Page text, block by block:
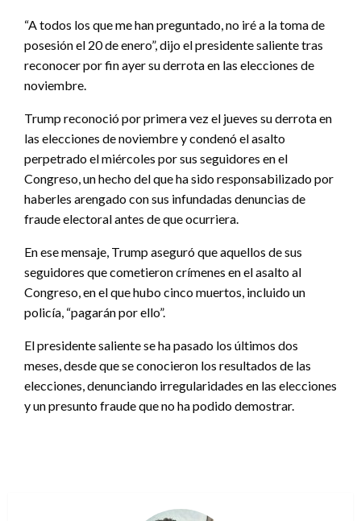
“A todos los que me han preguntado, no iré a la toma de
posesión el 20 de enero”, dijo el presidente saliente tras
reconocer por fin ayer su derrota en las elecciones de
noviembre.
Trump reconoció por primera vez el jueves su derrota en
las elecciones de noviembre y condenó el asalto
perpetrado el miércoles por sus seguidores en el
Congreso, un hecho del que ha sido responsabilizado por
haberles arengado con sus infundadas denuncias de
fraude electoral antes de que ocurriera.
En ese mensaje, Trump aseguró que aquellos de sus
seguidores que cometieron crímenes en el asalto al
Congreso, en el que hubo cinco muertos, incluido un
policía, “pagarán por ello”.
El presidente saliente se ha pasado los últimos dos
meses, desde que se conocieron los resultados de las
elecciones, denunciando irregularidades en las elecciones
y un presunto fraude que no ha podido demostrar.